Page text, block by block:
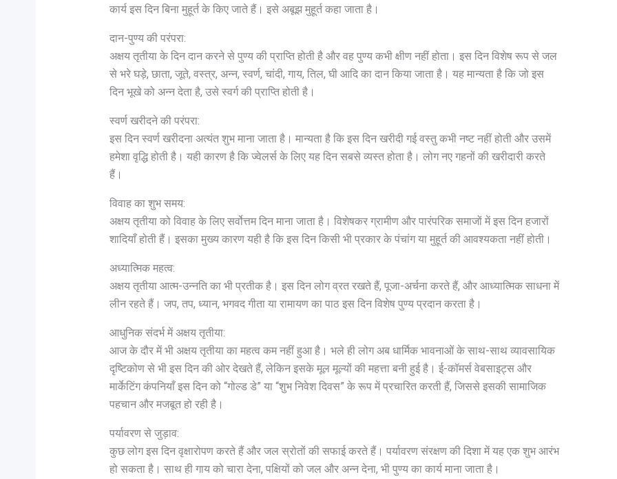
कार्य इस दिन बिना मुहूर्त के किए जाते हैं। इसे अबूझ मुहूर्त कहा जाता है।
दान-पुण्य की परंपरा:
अक्षय तृतीया के दिन दान करने से पुण्य की प्राप्ति होती है और वह पुण्य कभी क्षीण नहीं होता। इस दिन विशेष रूप से जल
से भरे घड़े, छाता, जूते, वस्त्र, अन्न, स्वर्ण, चांदी, गाय, तिल, घी आदि का दान किया जाता है। यह मान्यता है कि जो इस
दिन भूखे को अन्न देता है, उसे स्वर्ग की प्राप्ति होती है।
स्वर्ण खरीदने की परंपरा:
इस दिन स्वर्ण खरीदना अत्यंत शुभ माना जाता है। मान्यता है कि इस दिन खरीदी गई वस्तु कभी नष्ट नहीं होती और उसमें
हमेशा वृद्धि होती है। यही कारण है कि ज्वेलर्स के लिए यह दिन सबसे व्यस्त होता है। लोग नए गहनों की खरीदारी करते
हैं।
विवाह का शुभ समय:
अक्षय तृतीया को विवाह के लिए सर्वोत्तम दिन माना जाता है। विशेषकर ग्रामीण और पारंपरिक समाजों में इस दिन हजारों
शादियाँ होती हैं। इसका मुख्य कारण यही है कि इस दिन किसी भी प्रकार के पंचांग या मुहूर्त की आवश्यकता नहीं होती।
अध्यात्मिक महत्व:
अक्षय तृतीया आत्म-उन्नति का भी प्रतीक है। इस दिन लोग व्रत रखते हैं, पूजा-अर्चना करते हैं, और आध्यात्मिक साधना में
लीन रहते हैं। जप, तप, ध्यान, भगवद गीता या रामायण का पाठ इस दिन विशेष पुण्य प्रदान करता है।
आधुनिक संदर्भ में अक्षय तृतीया:
आज के दौर में भी अक्षय तृतीया का महत्व कम नहीं हुआ है। भले ही लोग अब धार्मिक भावनाओं के साथ-साथ व्यावसायिक
दृष्टिकोण से भी इस दिन की ओर देखते हैं, लेकिन इसके मूल मूल्यों की महत्ता बनी हुई है। ई-कॉमर्स वेबसाइट्स और
मार्केटिंग कंपनियाँ इस दिन को “गोल्ड डे” या “शुभ निवेश दिवस” के रूप में प्रचारित करती हैं, जिससे इसकी सामाजिक
पहचान और मजबूत हो रही है।
पर्यावरण से जुड़ाव:
कुछ लोग इस दिन वृक्षारोपण करते हैं और जल स्रोतों की सफाई करते हैं। पर्यावरण संरक्षण की दिशा में यह एक शुभ आरंभ
हो सकता है। साथ ही गाय को चारा देना, पक्षियों को जल और अन्न देना, भी पुण्य का कार्य माना जाता है।